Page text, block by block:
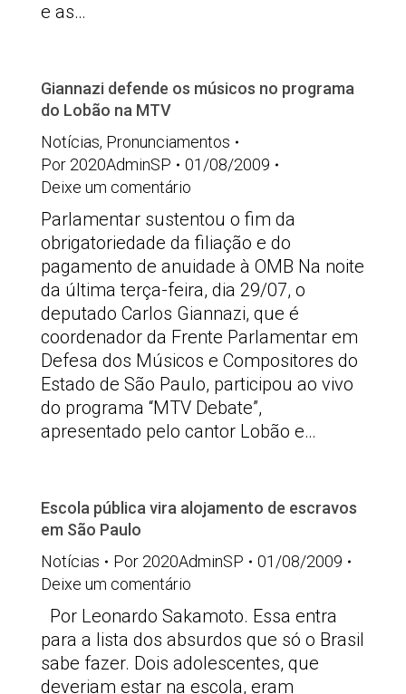
e as…
Giannazi defende os músicos no programa
do Lobão na MTV
Notícias, Pronunciamentos
Por 2020AdminSP
01/08/2009
Deixe um comentário
Parlamentar sustentou o fim da
obrigatoriedade da filiação e do
pagamento de anuidade à OMB Na noite
da última terça-feira, dia 29/07, o
deputado Carlos Giannazi, que é
coordenador da Frente Parlamentar em
Defesa dos Músicos e Compositores do
Estado de São Paulo, participou ao vivo
do programa “MTV Debate”,
apresentado pelo cantor Lobão e…
Escola pública vira alojamento de escravos
em São Paulo
Notícias
Por 2020AdminSP
01/08/2009
Deixe um comentário
Por Leonardo Sakamoto. Essa entra
para a lista dos absurdos que só o Brasil
sabe fazer. Dois adolescentes, que
deveriam estar na escola, eram